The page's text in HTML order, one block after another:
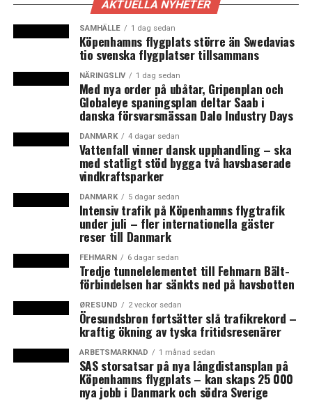
I Malmö ska sex linjer få eldrift, med bussar som laddas
vid ändhållplatserna. Fem av dem ska också byggas ut
till expressbusslinjer, med start 2019. Även Helsingborg
ska få expressbusslinjer. Tre etapper finns i planen, och
den första linjen ska även den börja trafikeras år 2019.
I såväl Malmö som Helsingborg står Region Skåne
genom Skånetrafiken för investeringarna i fordon,
medan kommunerna står för de ombyggnader som krävs
för att de extra långa bussarna ska kunna köra.
Mellan 2018 och 2021 ska även 64 av de 111
Öresundstågen renoveras, så att de får ny klädsel och
interiör, samt bättre plats för bagage. Dessutom införs
tiominuterstrafik i rusningstid till Danmark redan den
10 december i år. På sikt väntar också dubbeldäckartåg
mellan Helsingborg och Köpenhamn.
Utöver det lyfter Stefan Svalö också fram att den nya
biljettappen dels ska utökas så att det går att köpa
biljett till Danmark, dels så att resenärer ska kunna låna
ut sitt periodkort till andra. Dessutom kommer den att
finnas i en engelsk version.
– Vi ser verkligen fram emot att få de förändringarna på
plats, säger han till News Øresund.
AKTUELLA NYHETER
SAMHÄLLE 1 dag sedan
Köpenhamns flygplats större än Swedavias
tio svenska flygplatser tillsammans
NÄRINGSLIV 1 dag sedan
Med nya order på ubåtar, Gripenplan och
Globaleye spaningsplan deltar Saab i
danska försvarsmässan Dalo Industry Days
DANMARK 4 dagar sedan
Vattenfall vinner dansk upphandling – ska
med statligt stöd bygga två havsbaserade
vindkraftsparker
DANMARK 5 dagar sedan
Intensiv trafik på Köpenhamns flygtrafik
under juli – fler internationella gäster
reser till Danmark
FEHMARN 6 dagar sedan
Tredje tunnelelementet till Fehmarn Bält-
förbindelsen har sänkts ned på havsbotten
ØRESUND 2 veckor sedan
Öresundsbron fortsätter slå trafikrekord –
kraftig ökning av tyska fritidsresenärer
ARBETSMARKNAD 1 månad sedan
SAS storsatsar på nya långdistansplan på
Köpenhamns flygplats – kan skaps 25 000
nya jobb i Danmark och södra Sverige